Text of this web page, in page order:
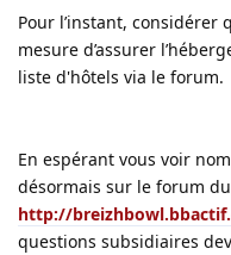
Pour l’instant, considérer
mesure d’assurer
liste d'hôtels via le forum.
En espérant vous voir
désormais sur le forum
http://
questions subsidiaires